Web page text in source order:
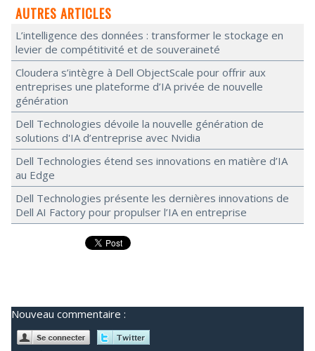
AUTRES ARTICLES
L’intelligence des données : transformer le stockage en
levier de compétitivité et de souveraineté
Cloudera s’intègre à Dell ObjectScale pour offrir aux
entreprises une plateforme d’IA privée de nouvelle
génération
Dell Technologies dévoile la nouvelle génération de
solutions d'IA d’entreprise avec Nvidia
Dell Technologies étend ses innovations en matière d’IA
au Edge
Dell Technologies présente les dernières innovations de
Dell AI Factory pour propulser l’IA en entreprise
Nouveau commentaire :